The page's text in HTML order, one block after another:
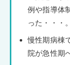
例や指導体
った・・・。
慢性期病棟
院が急性期